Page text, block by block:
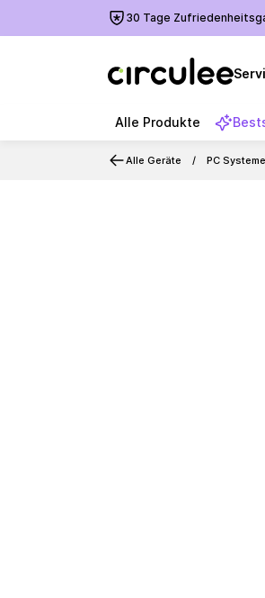
30 Tage
Alle Produkte
Alle Geräte PC Systeme